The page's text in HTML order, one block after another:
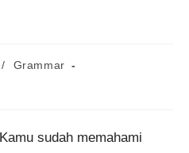
/
Grammar
sudah memahami